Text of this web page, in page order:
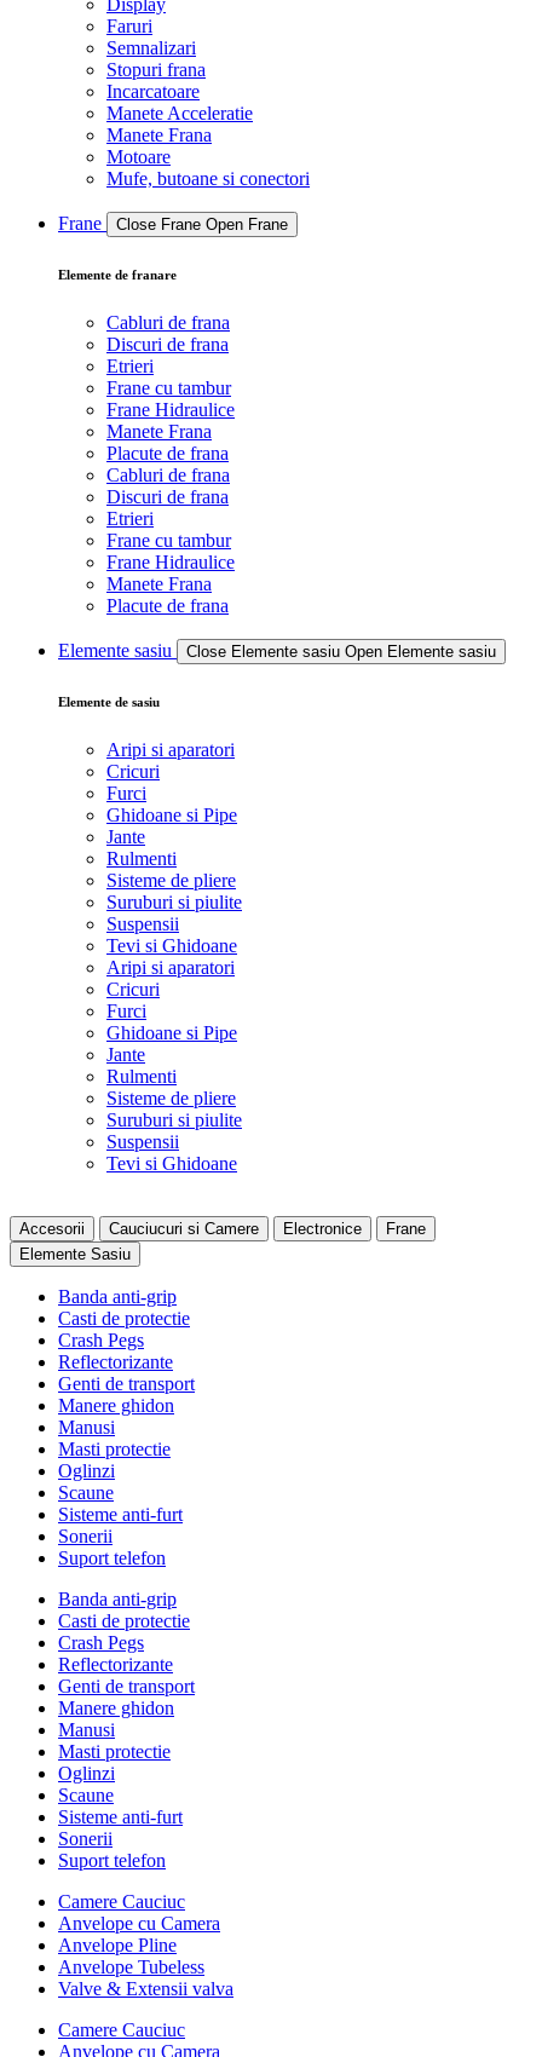
Faruri
Semnalizari
Stopuri frana
Incarcatoare
Manete Acceleratie
Manete Frana
Motoare
Mufe, butoane si conectori
Frane Close Frane Open Frane
Elemente de franare
Cabluri de frana
Discuri de frana
Etrieri
Frane cu tambur
Frane Hidraulice
Manete Frana
Placute de frana
Cabluri de frana
Discuri de frana
Etrieri
Frane cu tambur
Frane Hidraulice
Manete Frana
Placute de frana
Elemente sasiu Close Elemente sasiu Open Elemente sasiu
Elemente de sasiu
Aripi si aparatori
Cricuri
Furci
Ghidoane si Pipe
Jante
Rulmenti
Sisteme de pliere
Suruburi si piulite
Suspensii
Tevi si Ghidoane
Aripi si aparatori
Cricuri
Furci
Ghidoane si Pipe
Jante
Rulmenti
Sisteme de pliere
Suruburi si piulite
Suspensii
Tevi si Ghidoane
Accesorii Cauciucuri si Camere Electronice
Frane
Elemente Sasiu
Banda anti-grip
Casti de protectie
Crash Pegs
Reflectorizante
Genti de transport
Manere ghidon
Manusi
Masti protectie
Oglinzi
Scaune
Sisteme anti-furt
Sonerii
Suport telefon
Banda anti-grip
Casti de protectie
Crash Pegs
Reflectorizante
Genti de transport
Manere ghidon
Manusi
Masti protectie
Oglinzi
Scaune
Sisteme anti-furt
Sonerii
Suport telefon
Camere Cauciuc
Anvelope cu Camera
Anvelope Pline
Anvelope Tubeless
Valve & Extensii valva
Camere Cauciuc
Anvelope cu Camera